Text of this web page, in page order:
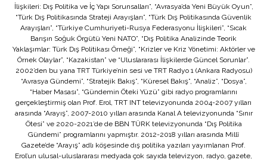
İlişkileri: Dış Politika ve İç Yapı Sorunsalları”, “Avrasya’da Yeni Büyük Oyun”,
“Türk Dış Politikasında Strateji Arayışları”, “Türk Dış Politikasında Güvenlik
Arayışları”, “Türkiye Cumhuriyeti-Rusya Federasyonu İlişkileri”, “Sıcak
Barışın Soğuk Örgütü Yeni NATO”, “Dış Politika Analizinde Teorik
Yaklaşımlar: Türk Dış Politikası Örneği”, “Krizler ve Kriz Yönetimi: Aktörler ve
Örnek Olaylar”, “Kazakistan” ve “Uluslararası İlişkilerde Güncel Sorunlar”.
2002’den bu yana TRT Türkiye’nin sesi ve TRT Radyo 1 (Ankara Radyosu)
“Avrasya Gündemi”, “Stratejik Bakış”, “Küresel Bakış”, “Analiz”, “Dosya”,
“Haber Masası”, “Gündemin Öteki Yüzü” gibi radyo programlarını
gerçekleştirmiş olan Prof. Erol, TRT INT televizyonunda 2004-2007 yılları
arasında “Arayış”, 2007-2010 yılları arasında Kanal A televizyonunda “Sınır
Ötesi” ve 2020-2021’de de BBN TÜRK televizyonunda “Dış Politika
Gündemi” programlarını yapmıştır. 2012-2018 yılları arasında Millî
Gazete’de “Arayış” adlı köşesinde dış politika yazıları yayımlanan Prof.
Erol’un ulusal-uluslararası medyada çok sayıda televizyon, radyo, gazete,